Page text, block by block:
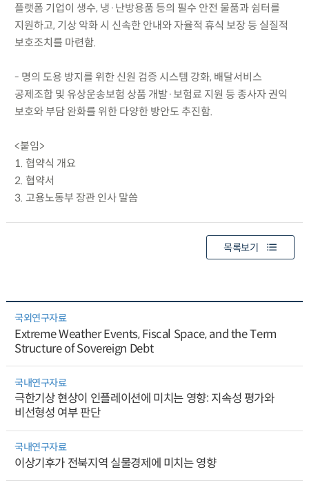
플랫폼 기업이 생수, 냉·난방용품 등의 필수 안전 물품과 쉼터를
지원하고, 기상 악화 시 신속한 안내와 자율적 휴식 보장 등 실질적
보호조치를 마련함.
- 명의 도용 방지를 위한 신원 검증 시스템 강화, 배달서비스
공제조합 및 유상운송보험 상품 개발·보험료 지원 등 종사자 권익
보호와 부담 완화를 위한 다양한 방안도 추진함.
<붙임>
1. 협약식 개요
2. 협약서
3. 고용노동부 장관 인사 말씀
목록보기
국외연구자료
Extreme Weather Events, Fiscal Space, and the Term
Structure of Sovereign Debt
국내연구자료
극한기상 현상이 인플레이션에 미치는 영향: 지속성 평가와
비선형성 여부 판단
국내연구자료
이상기후가 전북지역 실물경제에 미치는 영향